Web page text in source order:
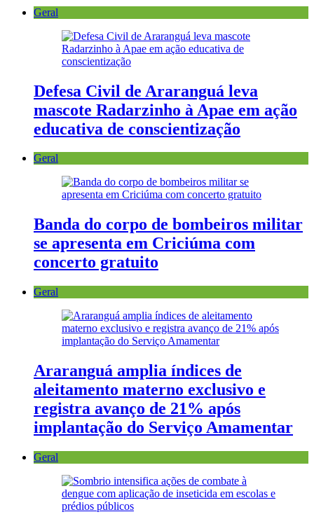
Geral
Defesa Civil de Araranguá leva
mascote Radarzinho à Apae em ação
educativa de conscientização
Geral
Banda do corpo de bombeiros militar
se apresenta em Criciúma com
concerto gratuito
Geral
Araranguá amplia índices de
aleitamento materno exclusivo e
registra avanço de 21% após
implantação do Serviço Amamentar
Geral